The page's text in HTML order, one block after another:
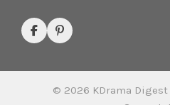
© 2026 KDrama Digest